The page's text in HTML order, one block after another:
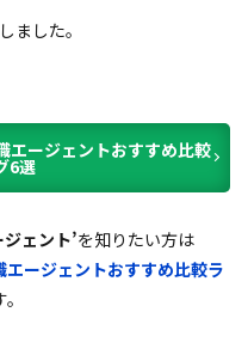
ました。
エージェントおすすめ比較
6選
ェント’を知りたい方は
エージェントおすすめ比較ラ